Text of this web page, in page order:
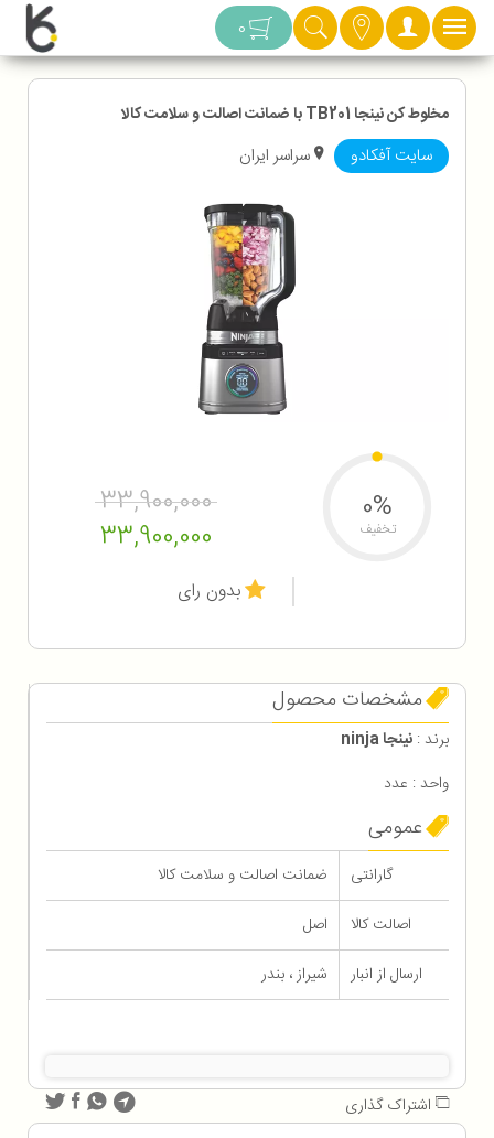
دسته بندی 0
مخلوط کن نینجا TB201 با ضمانت اصالت و سلامت کالا
سایت آفکادو سراسر ایران
33,900,000
33,900,000
0%
تخفیف
بدون رای
مشخصات محصول
برند : نینجا ninja
واحد : عدد
عمومی
گارانتی
ضمانت اصالت و سلامت کالا
اصالت کالا
اصل
ارسال از انبار
شیراز ، بندر
اشتراک گذاری